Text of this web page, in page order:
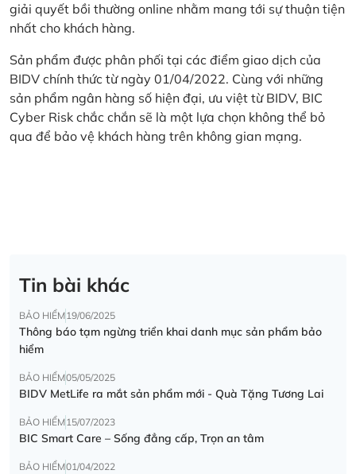
giải quyết bồi thường online nhằm mang tới sự thuận tiện
nhất cho khách hàng.
Sản phẩm được phân phối tại các điểm giao dịch của
BIDV chính thức từ ngày 01/04/2022. Cùng với những
sản phẩm ngân hàng số hiện đại, ưu việt từ BIDV, BIC
Cyber Risk chắc chắn sẽ là một lựa chọn không thể bỏ
qua để bảo vệ khách hàng trên không gian mạng.
Tin bài khác
BẢO HIỂM19/06/2025
Thông báo tạm ngừng triển khai danh mục sản phẩm bảo
hiểm
BẢO HIỂM05/05/2025
BIDV MetLife ra mắt sản phẩm mới - Quà Tặng Tương Lai
BẢO HIỂM15/07/2023
BIC Smart Care – Sống đẳng cấp, Trọn an tâm
BẢO HIỂM01/04/2022